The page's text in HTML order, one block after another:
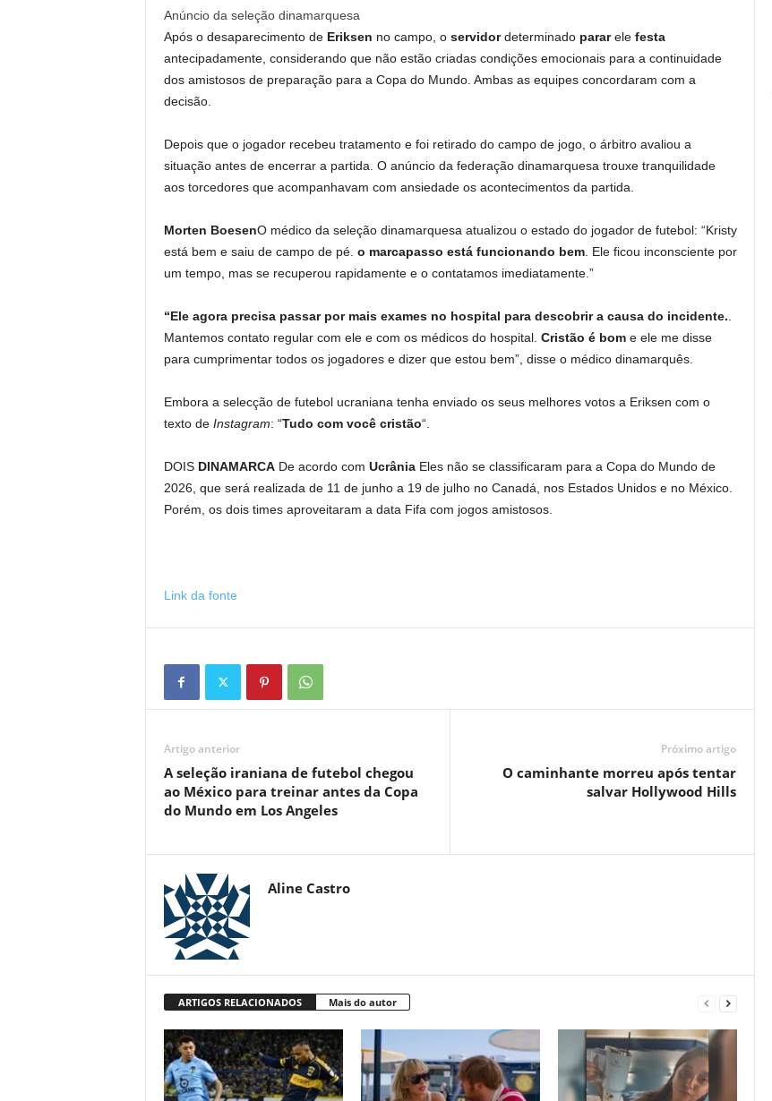
Anúncio da seleção dinamarquesa
Após o desaparecimento de Eriksen no campo, o servidordeterminado pararele festa
antecipadamente, considerando que não estão criadas condições emocionais para a continuidade
dos amistosos de preparação para a Copa do Mundo. Ambas as equipes concordaram com a
decisão.
Depois que o jogador recebeu tratamento e foi retirado do campo de jogo, o árbitro avaliou a
situação antes de encerrar a partida. O anúncio da federação dinamarquesa trouxe tranquilidade
aos torcedores que acompanhavam com ansiedade os acontecimentos da partida.
Morten BoesenO médico da seleção dinamarquesa atualizou o estado do jogador de futebol: “Kristy
está bem e saiu de campo de pé. o marcapasso está funcionando bem. Ele ficou inconsciente por
um tempo, mas se recuperou rapidamente e o contatamos imediatamente.”
“Ele agora precisa passar por mais exames no hospital para descobrir a causa do incidente.
Mantemos contato regular com ele e com os médicos do hospital. Cristão é bome ele me disse
para cumprimentar todos os jogadores e dizer que estou bem”, disse o médico dinamarquês.
Embora a selecção de futebol ucraniana tenha enviado os seus melhores votos a Eriksen com o
texto de Instagram: “Tudo com você cristão“.
DOIS DINAMARCADe acordo com UcrâniaEles não se classificaram para a Copa do Mundo de
2026, que será realizada de 11 de junho a 19 de julho no Canadá, nos Estados Unidos e no México.
Porém, os dois times aproveitaram a data Fifa com jogos amistosos.
Link da fonte
Artigo anterior
A seleção iraniana de futebol chegou
ao México para treinar antes da Copa
do Mundo em Los Angeles
Próximo artigo
O caminhante morreu após tentar
salvar Hollywood Hills
Aline Castro
ARTIGOS RELACIONADOS Mais do autor